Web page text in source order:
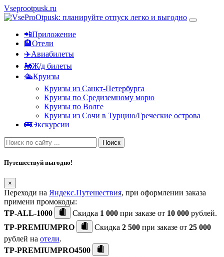
Vseprootpusk.ru
📲Приложение
🏨Отели
✈️Авиабилеты
🚂Ж/д билеты
🛳Круизы
Круизы из Санкт-Петербурга
Круизы по Средиземному морю
Круизы по Волге
Круизы из Сочи в Турцию/Греческие острова
🚌Экскурсии
Поиск
Путешествуй выгодно!
×
Переходи на Яндекс.Путешествия, при оформлении заказа
примени промокоды:
TP-ALL-1000
Скидка 1 000 при заказе от 10 000 рублей.
TP-PREMIUMPRO
Скидка 2 500 при заказе от 25 000
рублей на отели.
TP-PREMIUMPRO4500